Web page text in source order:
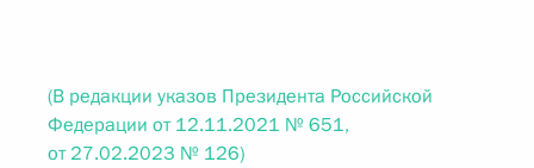
(В редакции указов Президента Российской
Федерации от 12.11.2021 № 651,
от 27.02.2023 № 126)